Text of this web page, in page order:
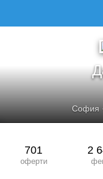
София
701
оферти
2